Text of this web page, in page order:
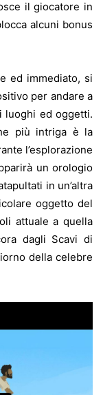
il giocatore in
alcuni bonus
ed immediato, si
per andare a
luoghi ed oggetti.
più intriga è la
l’esplorazione
un orologio
in un’altra
oggetto del
attuale a quella
dagli Scavi di
della celebre